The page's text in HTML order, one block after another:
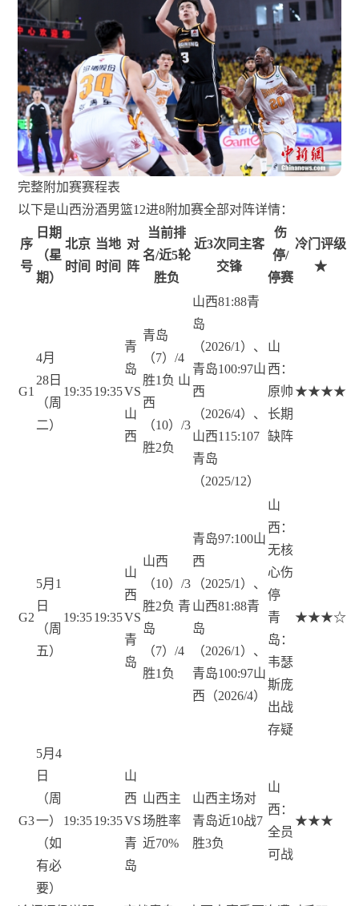
完整附加赛赛程表
以下是山西汾酒男篮12进8附加赛全部对阵详情：
序
号
日期
（星
期）
北京
时间
当地
时间
对
阵
当前排
名/近5轮
胜负
近3次同主客
交锋
伤
停/
停赛
冷门评级
★
G1
4月
28日
（周
二）
19:3519:35
青
岛
VS
山
西
青岛
（7）/4
胜1负 山
西
（10）/3
胜2负
山西81:88青
岛
（2026/1）、
青岛100:97山
西
（2026/4）、
山西115:107
青岛
（2025/12）
山
西：
原帅
长期
缺阵
★★★★
G2
5月1
日
（周
五）
19:3519:35
山
西
VS
青
岛
山西
（10）/3
胜2负 青
岛
（7）/4
胜1负
青岛97:100山
西
（2025/1）、
山西81:88青
岛
（2026/1）、
青岛100:97山
西（2026/4）
山
西：
无核
心伤
停
青
岛：
韦瑟
斯庞
出战
存疑
★★★☆
G3
5月4
日
（周
一）
（如
有必
要）
19:3519:35
山
西
VS
青
岛
山西主
场胜率
近70%
山西主场对
青岛近10战7
胜3负
山
西：
全员
可战
★★★